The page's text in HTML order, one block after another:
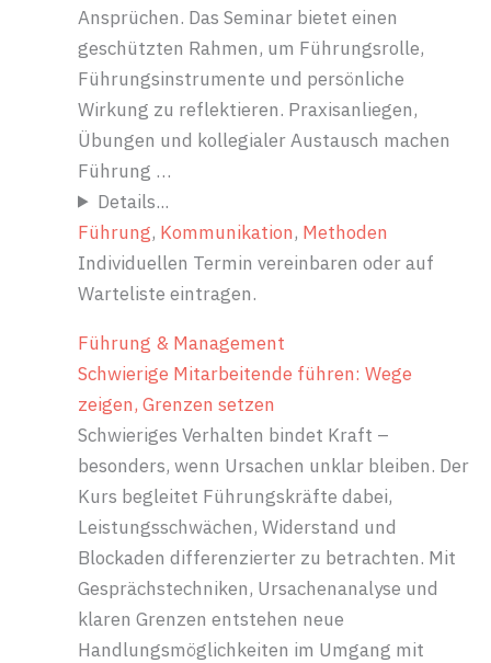
Ansprüchen. Das Seminar bietet einen
geschützten Rahmen, um Führungsrolle,
Führungsinstrumente und persönliche
Wirkung zu reflektieren. Praxisanliegen,
Übungen und kollegialer Austausch machen
Führung …
Details...
Führung, Kommunikation, Methoden
Individuellen Termin vereinbaren oder auf
Warteliste eintragen.
Führung & Management
Schwierige Mitarbeitende führen: Wege
zeigen, Grenzen setzen
Schwieriges Verhalten bindet Kraft –
besonders, wenn Ursachen unklar bleiben. Der
Kurs begleitet Führungskräfte dabei,
Leistungsschwächen, Widerstand und
Blockaden differenzierter zu betrachten. Mit
Gesprächstechniken, Ursachenanalyse und
klaren Grenzen entstehen neue
Handlungsmöglichkeiten im Umgang mit